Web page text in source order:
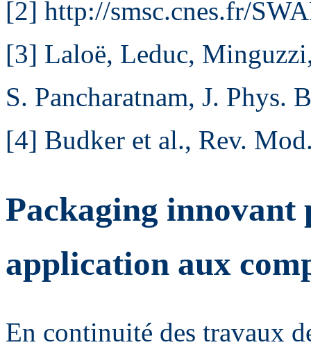
[2] http://smsc.cnes.fr/
[3] Laloë, Leduc,
S. Pancharatnam, J.
[4] Budker et al., Rev.
Packaging innovant
application aux
En continuité des travaux